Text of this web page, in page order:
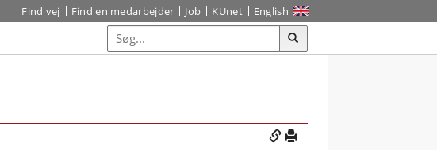
Find vej Find en medarbejder Job KUnet English